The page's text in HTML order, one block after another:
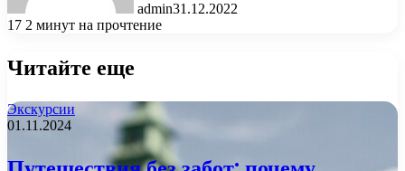
admin31.12.2022
17 2 минут на прочтение
Читайте еще
Экскурсии
01.11.2024